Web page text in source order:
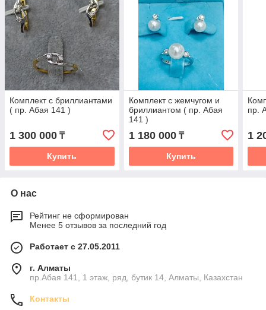
Комплект с бриллиантами
( пр. Абая 141 )
1 300 000 ₸
Купить
Комплект с жемчугом и
бриллиантом ( пр. Абая
141 )
1 180 000₸
Купить
пр.
1
О нас
Рейтинг не сформирован
Менее 5 отзывов за последний год
Работает с 27.05.2011
г. Алматы
пр.Абая 141, 1 этаж, ряд, бутик 14, Алматы, Казахстан
Контакты